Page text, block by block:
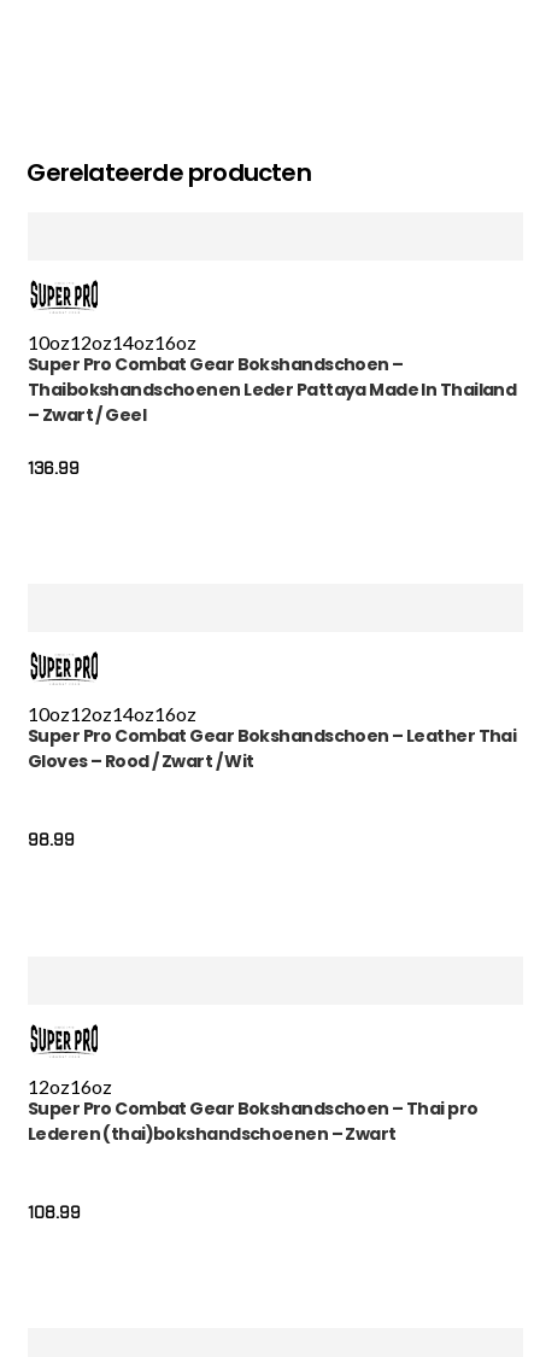
Gerelateerde producten
10oz12oz14oz16oz
Super Pro Combat Gear Bokshandschoen –
Thaibokshandschoenen Leder Pattaya Made In Thailand
– Zwart / Geel
136.99
10oz12oz14oz16oz
Super Pro Combat Gear Bokshandschoen – Leather Thai
Gloves – Rood / Zwart / Wit
98.99
12oz16oz
Super Pro Combat Gear Bokshandschoen – Thai pro
Lederen (thai)bokshandschoenen – Zwart
108.99